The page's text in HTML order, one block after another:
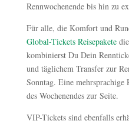
Rennwochenende bis hin zu
Für alle, die Komfort und
Global-Tickets Reisepaketedie
kombinierst Du Dein
und täglichem Transfer zur
Sonntag. Eine
des Wochenendes zur Seite.
VIP-Tickets sind ebenfalls